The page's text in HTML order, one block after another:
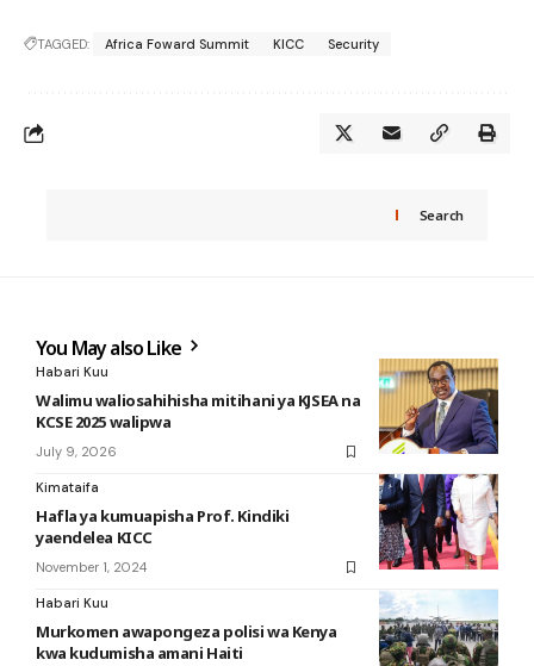
TAGGED: Africa Foward Summit KICC Security
Search
You May also Like
Habari Kuu
Walimu waliosahihisha mitihani ya KJSEA na
KCSE 2025 walipwa
July 9, 2026
Kimataifa
Hafla ya kumuapisha Prof. Kindiki
yaendelea KICC
November 1, 2024
Habari Kuu
Murkomen awapongeza polisi wa Kenya
kwa kudumisha amani Haiti